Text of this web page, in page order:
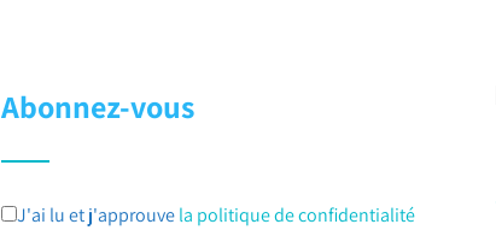
Abonnez-vous
J'ai lu et j'approuvela politique de confidentialité